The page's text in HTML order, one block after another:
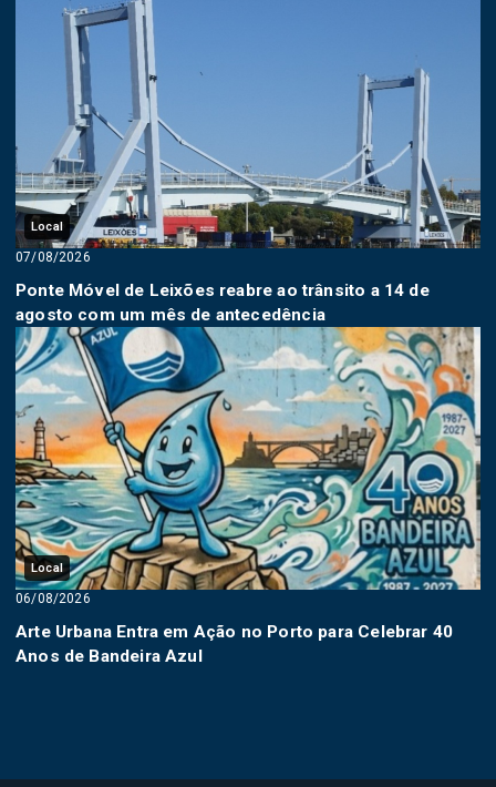
Local
07/08/2026
Ponte Móvel de Leixões reabre ao trânsito a 14 de
agosto com um mês de antecedência
Local
06/08/2026
Arte Urbana Entra em Ação no Porto para Celebrar 40
Anos de Bandeira Azul